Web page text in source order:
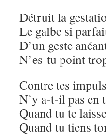
Détruit la
Le galbe si
D’un geste
N’es-tu point
Contre tes
N’y a-t-il pas en
Quand tu te
Quand tu tiens